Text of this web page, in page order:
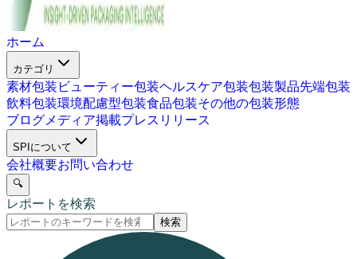
ホーム
カテゴリ
素材包装 ビューティー包装ヘルスケア包装包装製品先端包装
飲料包装環境配慮型包装食品包装その他の包装形態
ブログメディア掲載プレスリリース
SPIについて
会社概要お問い合わせ
🔍
レポートを検索
検索